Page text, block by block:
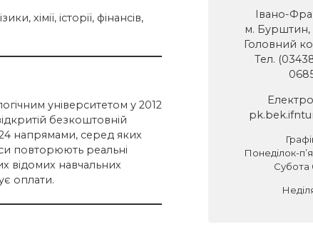
хімії, історії, фінансів,
університетом у 2012
безкоштовній
напрямами, серед яких
повторюють реальні
відомих навчальних
оплати.
Івано-
м. Бурштин,
Головний
Тел.
Понеділок-
Субота